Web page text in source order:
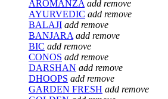
AROMANZA add remove
AYURVEDIC add remove
BALAJI add remove
BANJARA add remove
BIC add remove
CONOS add remove
DARSHAN add remove
DHOOPS add remove
GARDEN FRESH add remove